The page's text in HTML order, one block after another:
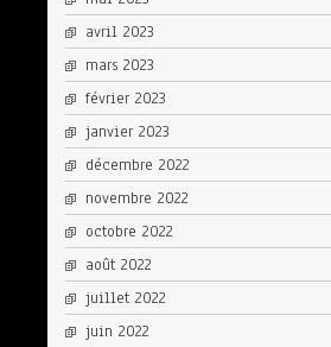
avril 2023
mars 2023
février 2023
janvier 2023
décembre 2022
novembre 2022
octobre 2022
août 2022
juillet 2022
juin 2022